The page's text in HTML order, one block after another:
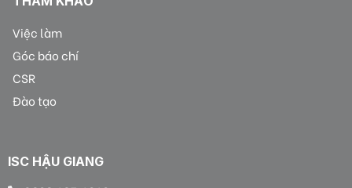
Việc làm
Góc báo chí
CSR
Đào tạo
ISC HẬU GIANG